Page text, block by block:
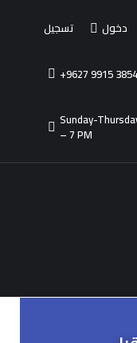
تسجيل دخول
+9627 9915 3854
Sunday-
– 7 PM